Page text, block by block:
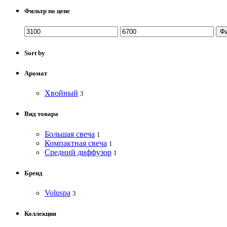
Фильтр по цене
Sort by
Аромат
Хвойный 3
Вид товара
Большая свеча 1
Компактная свеча 1
Средний диффузор 1
Бренд
Voluspa 3
Коллекция